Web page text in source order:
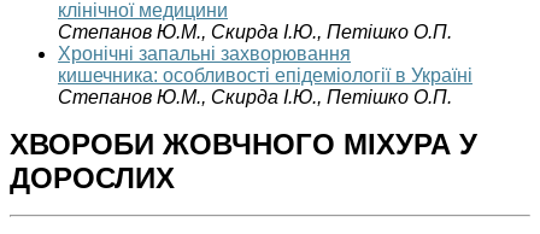
клінічної медицини
Степанов Ю.М., Скирда І.Ю., Петішко О.П.
Хронічні запальні захворювання
кишечника: особливості епідеміології в Україні
Степанов Ю.М., Скирда І.Ю., Петішко О.П.
ХВОРОБИ ЖОВЧНОГО МІХУРА У
ДОРОСЛИХ